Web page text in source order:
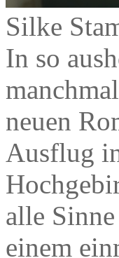
Silke
In so
neuen
Ausflug
alle
einem